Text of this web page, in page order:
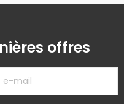
offres